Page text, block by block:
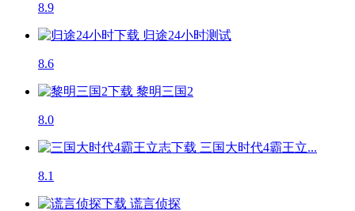
8.9
归途24小时测试
8.6
黎明三国2
8.0
三国大时代4霸王立...
8.1
谎言侦探